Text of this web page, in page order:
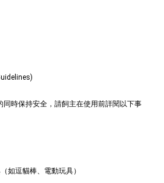
玩具
同時保持安全，請飼主在使用前詳閱以下事
如逗貓棒、電動玩具）